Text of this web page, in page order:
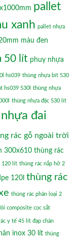
pallet
xanh pallet nhựa
màu đen
50 lít phuy nhựa
hs039 thùng nhựa bít 530
hs039 530l thùng nhựa
thùng nhựa đặc 530 lít
đai
rác gỗ ngoài trời
300x610 thùng rác
120 lít thùng rác nắp hở 2
120l thùng rác
thùng rác phân loại 2
composite cọc sắt
y tế 45 lít đạp chân
inox 30 lít thùng